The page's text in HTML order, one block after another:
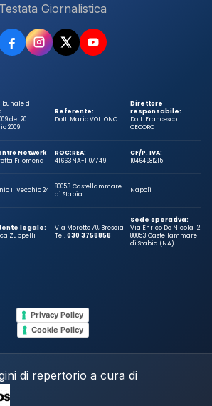
Testata Giornalistica
di
del 20
2009
Referente:
Dott. Mario VOLLONO
Direttore
responsabile:
Dott. Francesco
CECORO
Network
Filomena
ROC:
41663
REA:
NA-1107749
CF/P. IVA:
10464981215
Il Vecchio 24
80053 Castellammare
di Stabia
Napoli
legale:
Zuppelli
Via Moretto 70, Brescia
Tel.030 3758858
Sede operativa:
Via Enrico De Nicola 12
80053 Castellammare
di Stabia (NA)
Privacy Policy
Cookie Policy
di repertorio a cura di